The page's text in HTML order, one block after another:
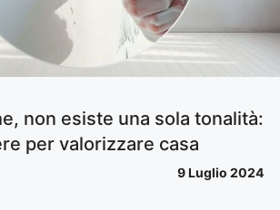
non esiste una sola tonalità:
per valorizzare casa
9 Luglio 2024